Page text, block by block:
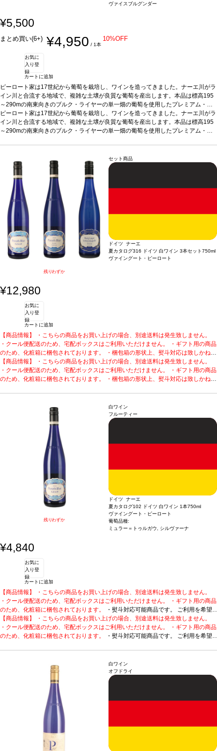
ヴァイスブルグンダー
¥5,500
まとめ買い(6+) ¥4,950 / 1本
10%OFF
お気に
入り登
録
カートに追加
ピーロート家は17世紀から葡萄を栽培し、ワインを造ってきました。ナーエ川がラ
イン川と合流する地域で、複雑な土壌が良質な葡萄を産出します。本品は標高195
～290mの南東向きのブルク・ライヤーの単一畑の葡萄を使用したプレミアム・ワ
イン。土壌は主に石質ローム、粘板岩、珪岩、砂利で構成。上質な澱の上で10カ月
の長い期間熟成（一部は伝統的なオーク樽、一部はステンレスタンク）。バニラの
香りがとろけるようなピノ・ブラン（ヴァイスブルグンダー）です。テイスティン
のように滑らかな味わいは、余韻は調和が取れており、永遠と続くような印象。
う料理グリルしたエビやホタテ、軽い家禽料理
（ピノ・ブラン）100%
*本ヴィンテージが在庫切れの場合、在庫があり価格が同様
の場合は自動的に次のヴィンテージに変更されます、ご了承ください。
ピーロート家は17世紀から葡萄を栽培し、ワインを造ってきました。ナーエ川がラ
イン川と合流する地域で、複雑な土壌が良質な葡萄を産出します。本品は標高195
～290mの南東向きのブルク・ライヤーの単一畑の葡萄を使用したプレミアム・ワ
香りがとろけるようなピノ・ブラン（ヴァイスブルグンダー）です。
グノート
フルーティーでフローラルなエレガントなアロマが組み合わさり、エルダ
ーフラワー、ミラベル、リンゴ、洋ナシが表れる。素晴らしく柔らかく、ビロード
のように滑らかな味わいは、余韻は調和が取れており、永遠と続くような印象。
う料理
グリルしたエビやホタテ、軽い家禽料理
（ピノ・ブラン）100% *本ヴィンテージが在庫切れの場合、在庫があり価格が同様
の場合は自動的に次のヴィンテージに変更されます、ご了承ください。
残りわずか
セット商品
ドイツ ナーエ
夏カタログ316 ドイツ 白ワイン 3本セット750ml
ヴァイングート・ピーロート
¥12,980
お気に
入り登
録
カートに追加
【商品情報】 ・こちらの商品をお買い上げの場合、別途送料は発生致しません。
・クール便配送のため、宅配ボックスはご利用いただけません。 ・ギフト用の商品
のため、化粧箱に梱包されております。 ・梱包箱の形状上、熨斗対応は致しかねま
す。 ・下記ワインが各1本ずつ含まれています。等級違いで味わえる、人気のロン
グセラー3本セット1. ピーロート・ブルー カビネット (2025)ドイツ、ナーエ / 白 /
フルーティー2. ピーロート・ブルー シュペートレーゼ (2024)ドイツ、ナーエ / 白 /
【商品情報】 ・こちらの商品をお買い上げの場合、別途送料は発生致しません。
・クール便配送のため、宅配ボックスはご利用いただけません。 ・ギフト用の商品
のため、化粧箱に梱包されております。 ・梱包箱の形状上、熨斗対応は致しかねま
2. ピーロート・ブルー シュペートレーゼ (2024)
3. ピーロート・ブルー アウスレーゼ (2024) ドイツ、ナーエ / 白 / 甘口
残りわずか
白ワイン
フルーティー
ドイツ ナーエ
夏カタログ102 ドイツ 白ワイン 1本750ml
ヴァイングート・ピーロート
葡萄品種:
ミュラー＝トゥルガウ, シルヴァーナ
¥4,840
お気に
入り登
録
カートに追加
【商品情報】 ・こちらの商品をお買い上げの場合、別途送料は発生致しません。
・クール便配送のため、宅配ボックスはご利用いただけません。 ・ギフト用の商品
のため、化粧箱に梱包されております。
・熨斗対応可能商品です。 ご利用を希望
される場合、ご注文時コメント欄に熨斗をご希望の旨と「結び・上部表書き内容・
下部のお名入れ内容」の3つをご入力ください。無地熨斗の場合は、結びをご指定
のうえ「無地熨斗」とご記載ください。 ※熨斗をご希望の場合、作成作業のため最
ください。 ・下記ワインが1本含まれています。エレガントで繊細な、フラッグシ
ップのブルーボトルピーロート・ブルー カビネット (2024)
ジューシーな洋ナシ、もぎたてのリンゴ、美味しいアプリコットの芳香が混ざり、
ピリッとして生き生きとしたパッションフルーツや、繊細なアーモンドの余韻も感
アさっぱりとした魚料理、サラダなどと好相性
ー・トゥルガウ主体に、少々のシルヴァーナ
【商品情報】 ・こちらの商品をお買い上げの場合、別途送料は発生致しません。
・クール便配送のため、宅配ボックスはご利用いただけません。 ・ギフト用の商品
のため、化粧箱に梱包されております。
・熨斗対応可能商品です。 ご利用を希望
のうえ「無地熨斗」とご記載ください。 ※熨斗をご希望の場合、作成作業のため最
短日出荷はお承り致しかねます。 必ず最短日から+1日後より配送指定日をご選択
ください。 もし最短日を選択された場合は、指定日翌日の配送となります。ご了承
ください。 ・下記ワインが1本含まれています。
ップのブルーボトル
ピーロート・ブルー カビネット (2024)
ジューシーな洋ナシ、もぎたてのリンゴ、美味しいアプリコットの芳香が混ざり、
ピリッとして生き生きとしたパッションフルーツや、繊細なアーモンドの余韻も感
ー・トゥルガウ主体に、少々のシルヴァーナ
白ワイン
オフドライ